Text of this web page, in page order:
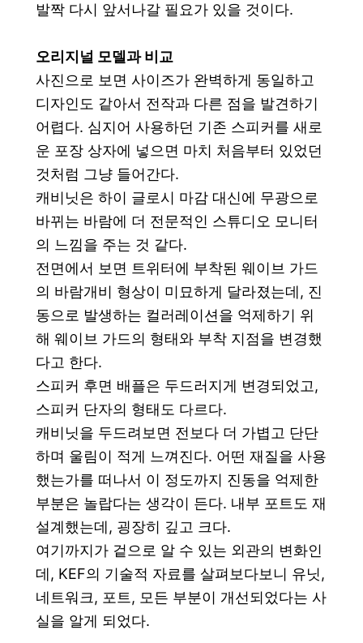
발짝 다시 앞서나갈 필요가 있을 것이다.
오리지널 모델과 비교
사진으로 보면 사이즈가 완벽하게 동일하고
디자인도 같아서 전작과 다른 점을 발견하기
어렵다. 심지어 사용하던 기존 스피커를 새로
운 포장 상자에 넣으면 마치 처음부터 있었던
것처럼 그냥 들어간다.
캐비닛은 하이 글로시 마감 대신에 무광으로
바뀌는 바람에 더 전문적인 스튜디오 모니터
의 느낌을 주는 것 같다.
전면에서 보면 트위터에 부착된 웨이브 가드
의 바람개비 형상이 미묘하게 달라졌는데, 진
동으로 발생하는 컬러레이션을 억제하기 위
해 웨이브 가드의 형태와 부착 지점을 변경했
다고 한다.
스피커 후면 배플은 두드러지게 변경되었고,
스피커 단자의 형태도 다르다.
캐비닛을 두드려보면 전보다 더 가볍고 단단
하며 울림이 적게 느껴진다. 어떤 재질을 사용
했는가를 떠나서 이 정도까지 진동을 억제한
부분은 놀랍다는 생각이 든다. 내부 포트도 재
설계했는데, 굉장히 깊고 크다.
여기까지가 겉으로 알 수 있는 외관의 변화인
데, KEF의 기술적 자료를 살펴보다보니 유닛,
네트워크, 포트, 모든 부분이 개선되었다는 사
실을 알게 되었다.